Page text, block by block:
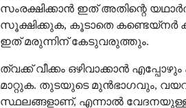
സംരക്ഷിക്കാൻ ഇത് അതിന്റെ
സൂക്ഷിക്കുക, കൂടാതെ കണ്ടെയ്‌നർ
ഇത് മരുന്നിന് കേടുവരുത്തും.
ത്വക്ക് വീക്കം ഒഴിവാക്കാൻ
മാറ്റുക. തുടയുടെ മുൻഭാഗവും,
സ്ഥലങ്ങളാണ്, എന്നാൽ